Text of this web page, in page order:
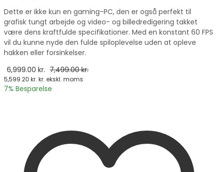
Dette er ikke kun en gaming-PC, den er også perfekt til
grafisk tungt arbejde og video- og billedredigering takket
være dens kraftfulde specifikationer. Med en konstant 60 FPS
vil du kunne nyde den fulde spiloplevelse uden at opleve
hakken eller forsinkelser.
6,999.00 kr. 7,499.00kr.
5,599.20 kr. kr. ekskl. moms
7% Besparelse